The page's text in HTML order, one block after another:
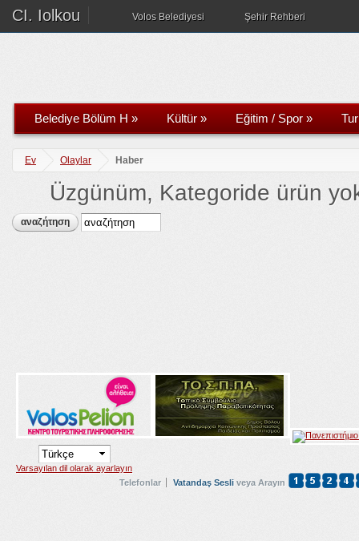
CI. Iolkou Volos Belediyesi Şehir Rehberi
Belediye Bölüm H » Kültür » Eğitim / Spor »
Ev Olaylar Haber
Üzgünüm, Kategoride ürün
Varsayılan dil olarak ayarlayın
Telefonlar
Vatandaş Sesli veya Arayın